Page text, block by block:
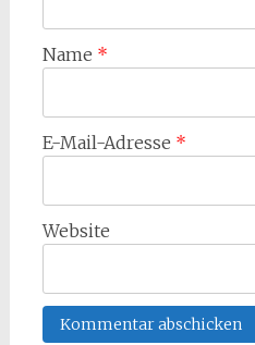
Name *
E-Mail-Adresse *
Website